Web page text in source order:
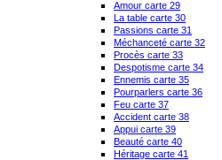
Amour carte 29
La table carte 30
Passions carte 31
Méchanceté carte 32
Procès carte 33
Despotisme carte 34
Ennemis carte 35
Pourparlers carte 36
Feu carte 37
Accident carte 38
Appui carte 39
Beauté carte 40
Héritage carte 41